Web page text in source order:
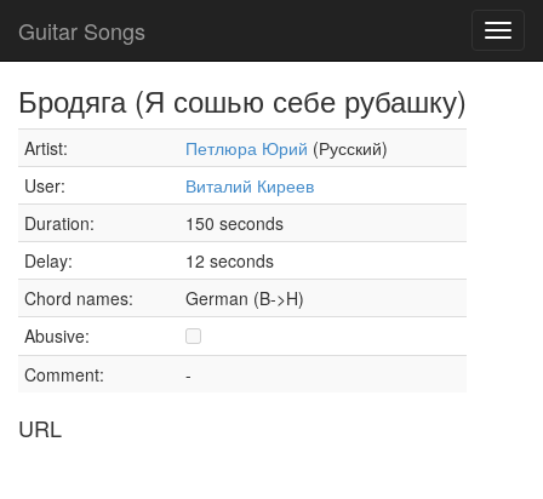
Guitar Songs
Бродяга (Я сошью себе рубашку)
Artist: Петлюра Юрий (Русский)
User:
Виталий Киреев
Duration:
150 seconds
Delay:
12 seconds
Chord names:
German (B->H)
Abusive:
Comment:
-
URL